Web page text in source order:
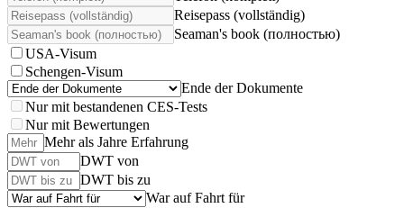
Reisepass (vollständig)
Seaman's book (полностью)
USA-Visum
Schengen-Visum
Ende der Dokumente
Nur mit bestandenen CES-Tests
Nur mit Bewertungen
Mehr als Jahre Erfahrung
DWT von
DWT bis zu
War auf Fahrt für